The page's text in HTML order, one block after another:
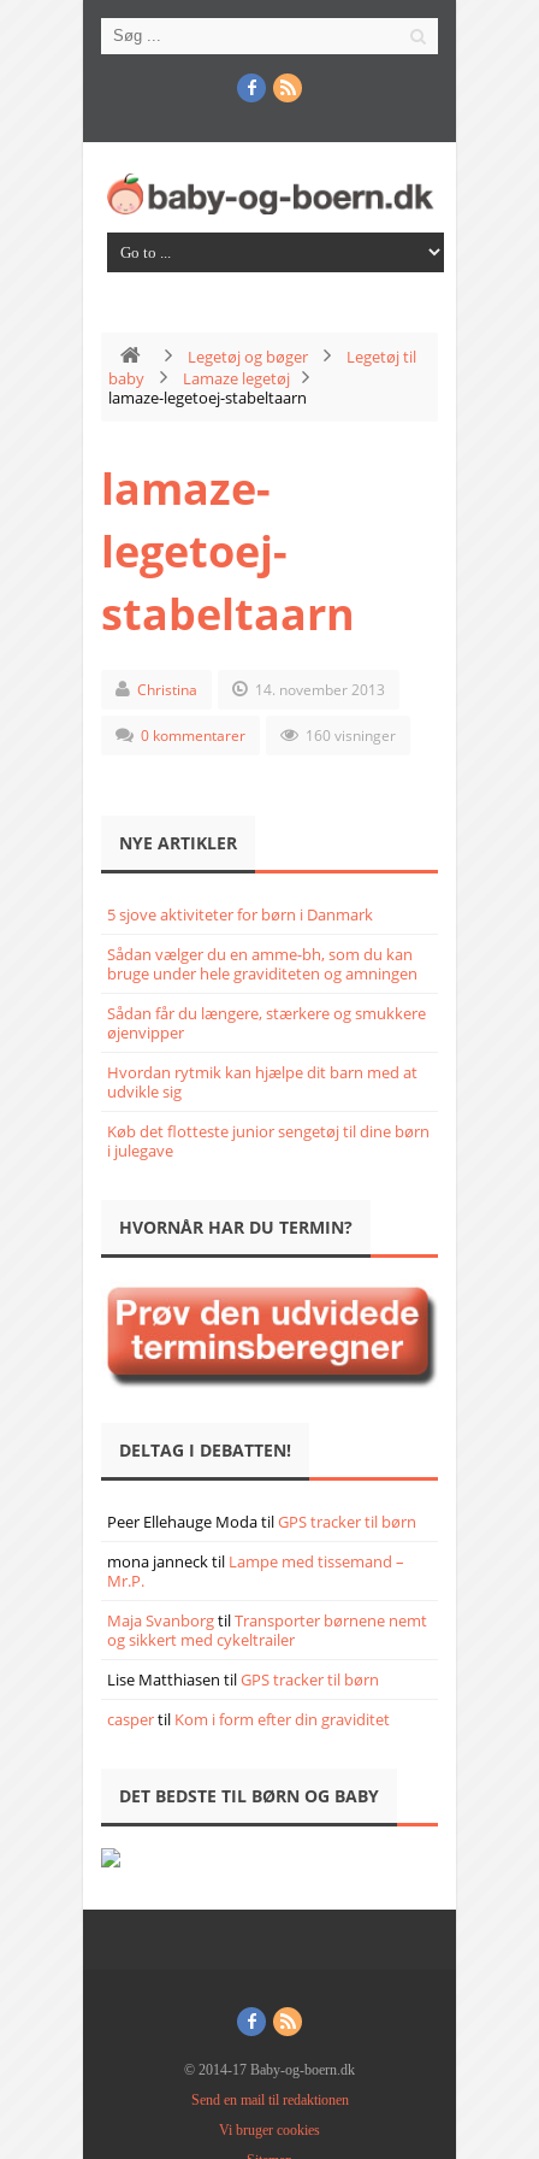
Legetøj og bøger
Legetøj til
baby
Lamaze legetøj
lamaze-legetoej-stabeltaarn
lamaze-
legetoej-
stabeltaarn
Christina 14. november 2013
0 kommentarer 160 visninger
NYE ARTIKLER
5 sjove aktiviteter for børn i Danmark
Sådan vælger du en amme-bh, som du kan
bruge under hele graviditeten og amningen
Sådan får du længere, stærkere og smukkere
øjenvipper
Hvordan rytmik kan hjælpe dit barn med at
udvikle sig
Køb det flotteste junior sengetøj til dine børn
i julegave
HVORNÅR HAR DU TERMIN?
DELTAG I DEBATTEN!
Peer Ellehauge ModatilGPS tracker til børn
mona jannecktil Lampe med tissemand –
Mr.P.
Maja SvanborgtilTransporter børnene nemt
og sikkert med cykeltrailer
Lise Matthiasen tilGPS tracker til børn
caspertil Kom i form efter din graviditet
DET BEDSTE TIL BØRN OG BABY
© 2014-17 Baby-og-boern.dk
Send en mail til redaktionen
Vi bruger cookies